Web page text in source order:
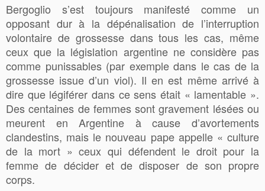
Bergoglio s’est toujours manifesté comme un
opposant dur à la dépénalisation de l’interruption
volontaire de grossesse dans tous les cas, même
ceux que la législation argentine ne considère pas
comme punissables (par exemple dans le cas de la
grossesse issue d’un viol). Il en est même arrivé à
dire que légiférer dans ce sens était « lamentable ».
Des centaines de femmes sont gravement lésées ou
meurent en Argentine à cause d’avortements
clandestins, mais le nouveau pape appelle « culture
de la mort » ceux qui défendent le droit pour la
femme de décider et de disposer de son propre
corps.